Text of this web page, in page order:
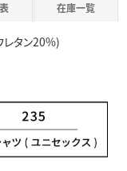
在庫一覧
レタン20%)